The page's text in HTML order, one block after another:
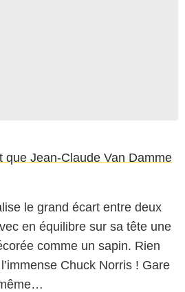
que Jean-Claude Van Damme
tout ça pour nous souhaiter de
source : D
le grand écart entre deux
en équilibre sur sa tête une
comme un sapin. Rien
Chuck Norris ! Gare